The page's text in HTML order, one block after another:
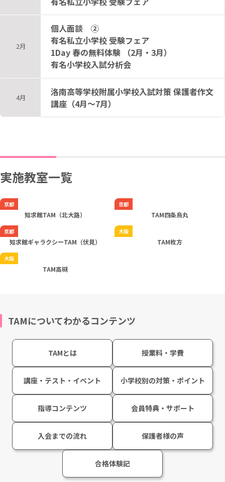
2月
個人面談 ②
有名私立小学校 受験フェア
1Day 春の無料体験 （2月・3月）
有名小学校入試分析会
4月
洛南高等学校附属小学校入試対策 保護者作文
講座（4月～7月）
実施教室一覧
京都
知求館TAM（北大路）
京都
TAM四条烏丸
京都
知求館ギャラクシーTAM（伏見）
大阪
TAM枚方
大阪
TAM高槻
TAMについてわかるコンテンツ
TAMとは 授業料・学費
講座・テスト・イベント 小学校別の対策・ポイント
指導コンテンツ 会員特典・サポート
入会までの流れ 保護者様の声
合格体験記